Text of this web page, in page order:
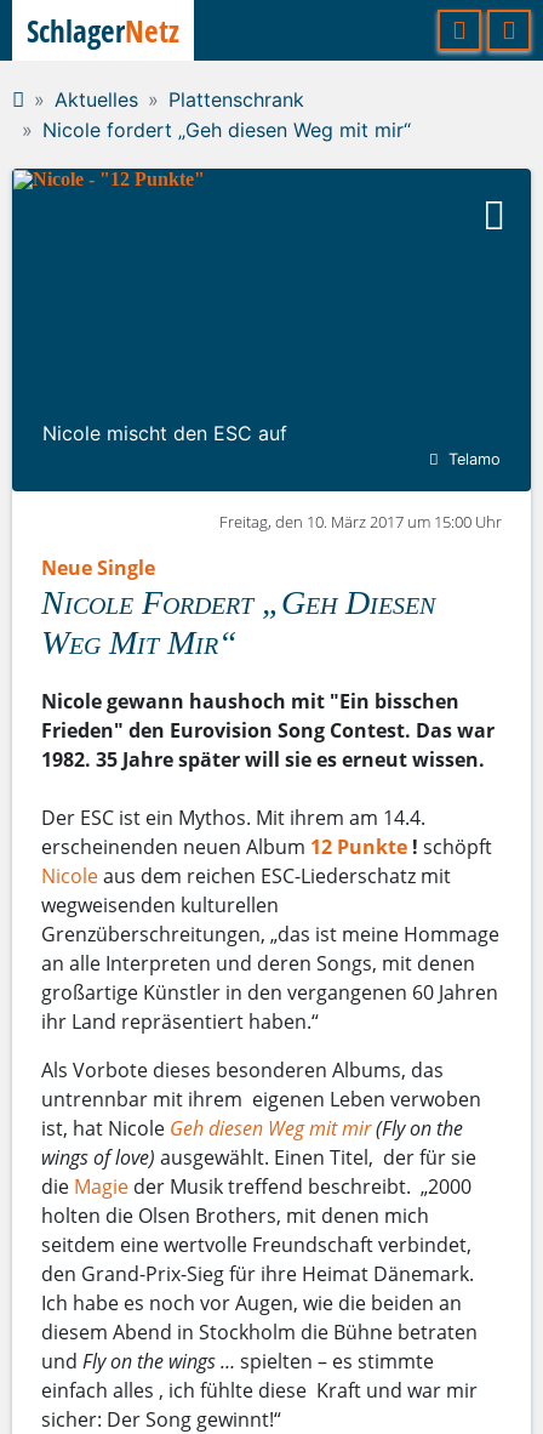
Aktuelles
Plattenschrank
Nicole fordert „Geh diesen Weg mit mir“
Nicole mischt den ESC auf
Telamo
Freitag, den 10. März 2017 um 15:00 Uhr
Neue Single
Nicole Fordert „Geh Diesen
Weg Mit Mir“
Nicole gewann haushoch mit "Ein bisschen
Frieden" den Eurovision Song Contest. Das war
1982. 35 Jahre später will sie es erneut wissen.
Der ESC ist ein Mythos. Mit ihrem am 14.4.
erscheinenden neuen Album 12 Punkte ! schöpft
Nicoleaus dem reichen ESC-Liederschatz mit
wegweisenden kulturellen
Grenzüberschreitungen, „das ist meine Hommage
an alle Interpreten und deren Songs, mit denen
großartige Künstler in den vergangenen 60 Jahren
ihr Land repräsentiert haben.“
Als Vorbote dieses besonderen Albums, das
untrennbar mit ihrem eigenen Leben verwoben
ist, hat Nicole Geh diesen Weg mit mir(Fly on the
wings of love) ausgewählt. Einen Titel, der für sie
die Magie der Musik treffend beschreibt. „2000
holten die Olsen Brothers, mit denen mich
seitdem eine wertvolle Freundschaft verbindet,
den Grand-Prix-Sieg für ihre Heimat Dänemark.
Ich habe es noch vor Augen, wie die beiden an
diesem Abend in Stockholm die Bühne betraten
und Fly on the wings … spielten – es stimmte
einfach alles , ich fühlte diese Kraft und war mir
sicher: Der Song gewinnt!“
SchlagerNetz